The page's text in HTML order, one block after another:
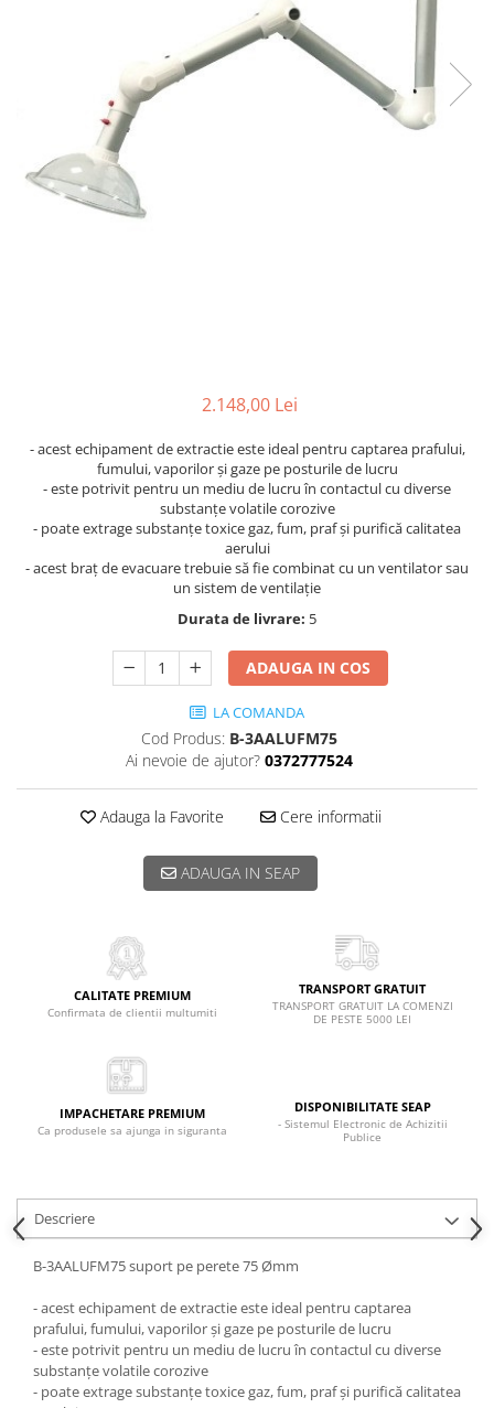
Uscatoare de sticlarie
Ventilatie / Exhaustare
Dulapuri de laborator/Corpuri de
Dulapuri de reactivi
Dulapuri la sol
Dulapuri under-bench mobile
2.148,00 Lei
- acest echipament de extractie este ideal pentru captarea prafului,
fumului, vaporilor și gaze pe posturile de lucru
- este potrivit pentru un mediu de lucru în contactul cu diverse
substanțe volatile corozive
- poate extrage substanțe toxice gaz, fum, praf și purifică calitatea
aerului
- acest braț de evacuare trebuie să fie combinat cu un ventilator sau
un sistem de ventilație
Durata de livrare: 5
ADAUGA IN COS
LA COMANDA
Cod Produs: B-3AALUFM75
Ai nevoie de ajutor? 0372777524
Adauga la Favorite Cere informatii
ADAUGA IN SEAP
CALITATE PREMIUM
Confirmata de clientii multumiti
TRANSPORT GRATUIT
TRANSPORT GRATUIT LA COMENZI
DE PESTE 5000 LEI
IMPACHETARE PREMIUM
Ca produsele sa ajunga in siguranta
DISPONIBILITATE SEAP
- Sistemul Electronic de Achizitii
Publice
Descriere
B-3AALUFM75 suport pe perete 75 Ømm
- acest echipament de extractie este ideal pentru captarea
prafului, fumului, vaporilor și gaze pe posturile de lucru
- este potrivit pentru un mediu de lucru în contactul cu diverse
substanțe volatile corozive
- poate extrage substanțe toxice gaz, fum, praf și purifică calitatea